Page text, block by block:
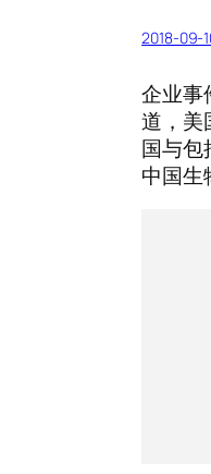
2018-09-
企业事
道，美
国与包
中国生